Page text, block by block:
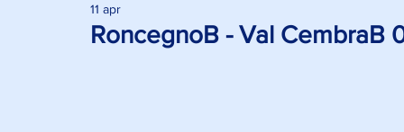
RoncegnoB - Val CembraB
11 apr